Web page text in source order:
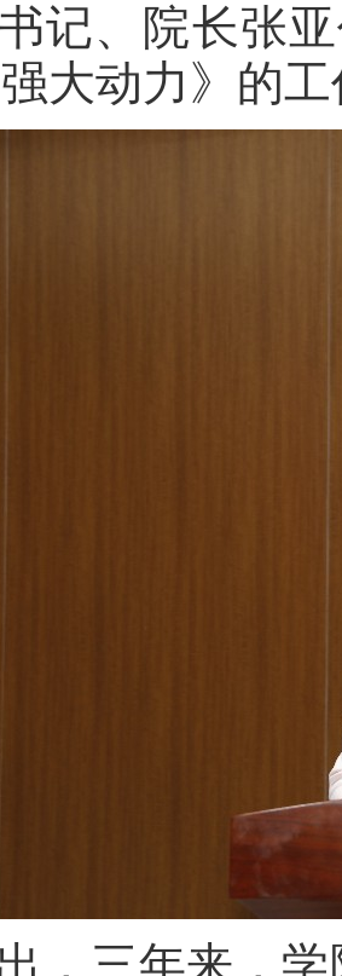
记、院长张
大动力》的
，三年来，